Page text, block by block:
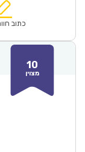
כתוב
10
מצוין